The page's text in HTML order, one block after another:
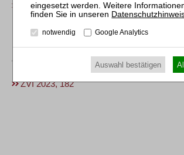
ZVI 2023, 372
BGH, Urt. v. 13.10.2022 – IX ZR 70/21
Einlösung einer Lastschrift durch
als maßgeblicher Zeitpunkt der Vornahme
bei der Anfechtung einer SEPA-Lastschrift
ZVI 2023, 182
notwendig Google Analytics
Auswahl bestätigen